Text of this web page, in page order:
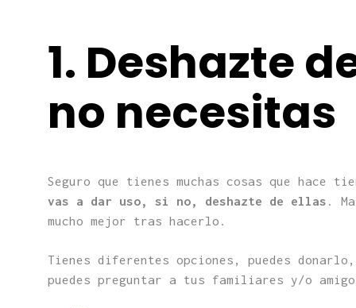
1. Deshazte
no necesitas
Seguro que tienes muchas cosas que hace
vas a dar uso, si no, deshazte de ellas .
mucho mejor tras hacerlo.
Tienes diferentes opciones, puedes
puedes preguntar a tus familiares y/o